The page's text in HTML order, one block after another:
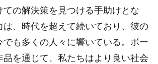
ての解決策を見つける手助けとな
は、時代を超えて続いており、彼の
でも多くの人々に響いている。ボー
品を通じて、私たちはより良い社会